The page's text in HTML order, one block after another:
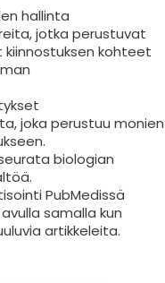
hallinta
jotka perustuvat
kiinnostuksen kohteet
joka perustuu monien
biologian
PubMedissä
samalla kun
artikkeleita.